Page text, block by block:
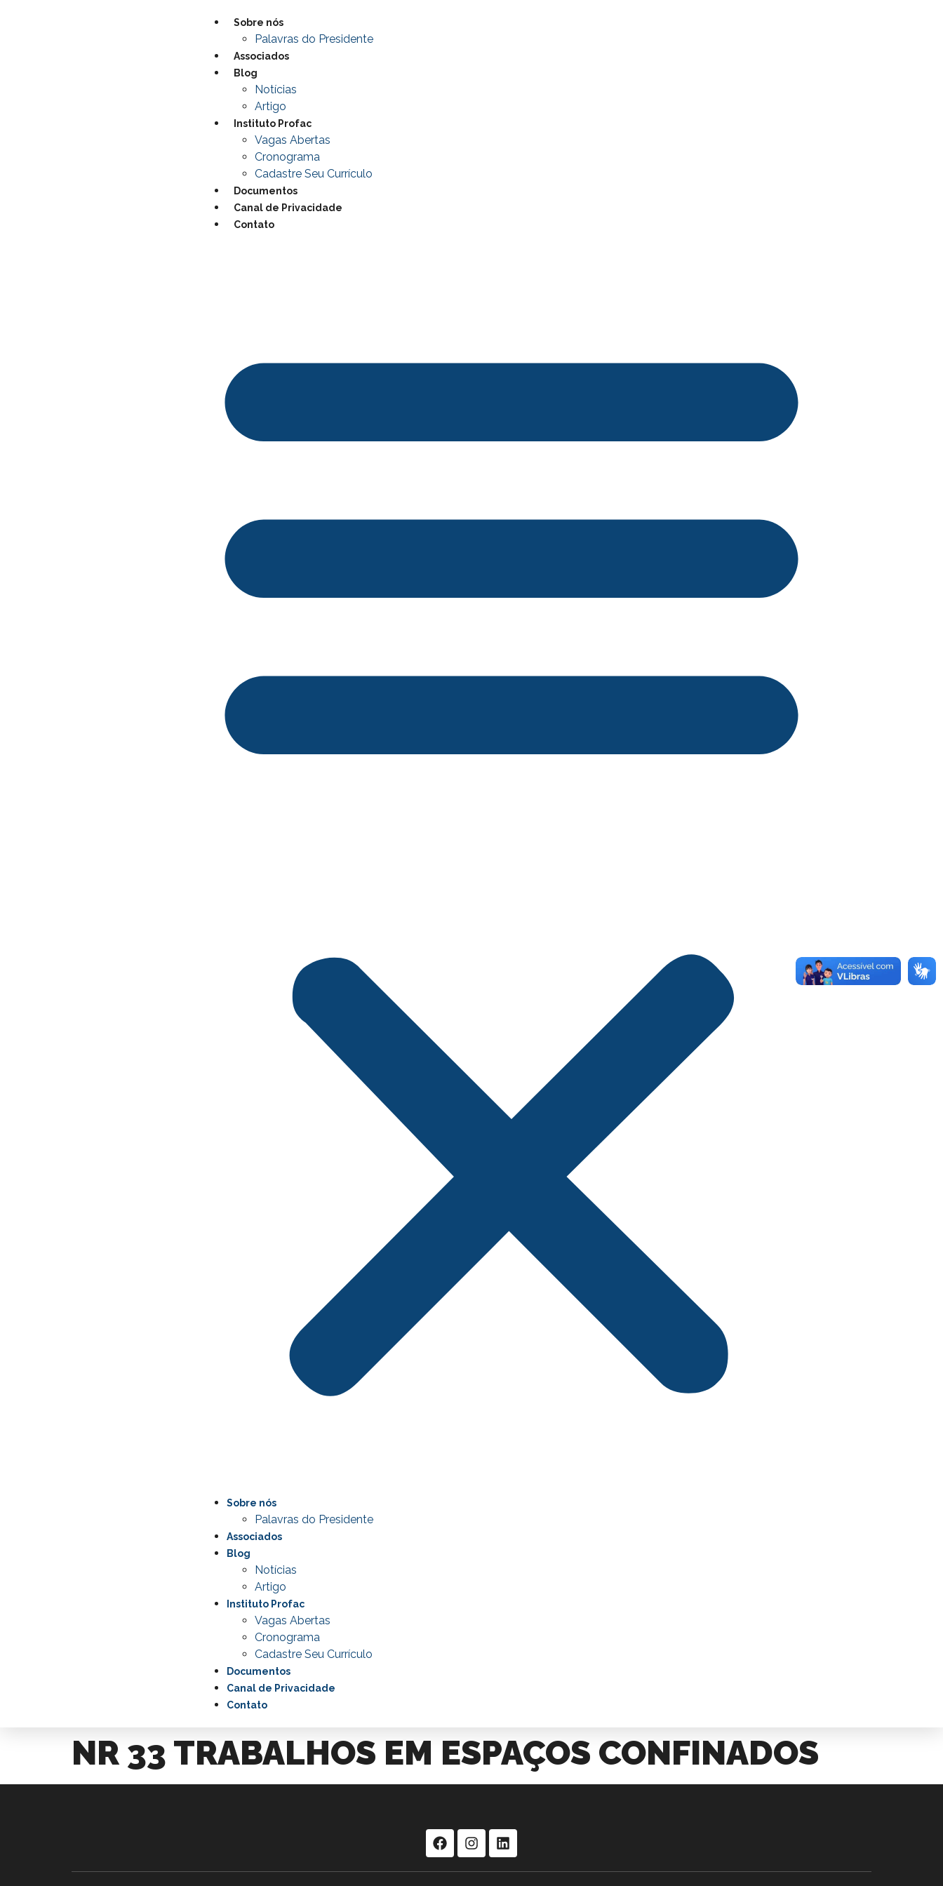
Sobre nós
Palavras do Presidente
Associados
Blog
Notícias
Artigo
Instituto Profac
Vagas Abertas
Cronograma
Cadastre Seu Currículo
Documentos
Canal de Privacidade
Contato
Sobre nós
Palavras do Presidente
Associados
Blog
Notícias
Artigo
Instituto Profac
Vagas Abertas
Cronograma
Cadastre Seu Currículo
Documentos
Canal de Privacidade
Contato
NR 33 TRABALHOS EM ESPAÇOS CONFINADOS